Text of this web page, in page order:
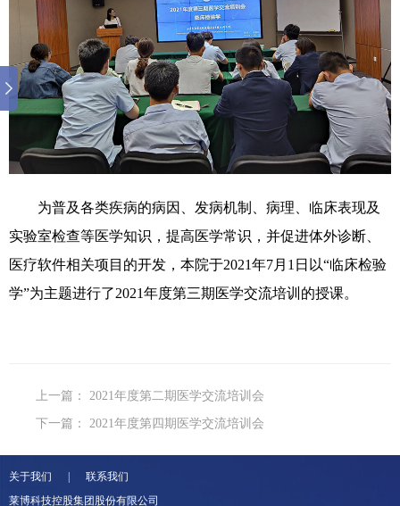
为普及各类疾病的病因、发病机制、病理、临床表现及
实验室检查等医学知识，提高医学常识，并促进体外诊断、
医疗软件相关项目的开发，本院于2021年7月1日以“临床检验
学”为主题进行了2021年度第三期医学交流培训的授课。
上一篇： 2021年度第二期医学交流培训会
下一篇： 2021年度第四期医学交流培训会
关于我们 | 联系我们
莱博科技控股集团股份有限公司